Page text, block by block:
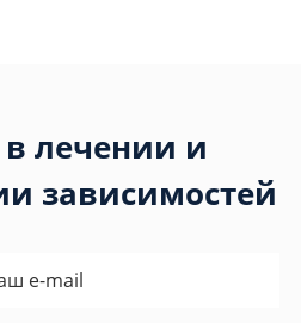
лечении и
зависимостей